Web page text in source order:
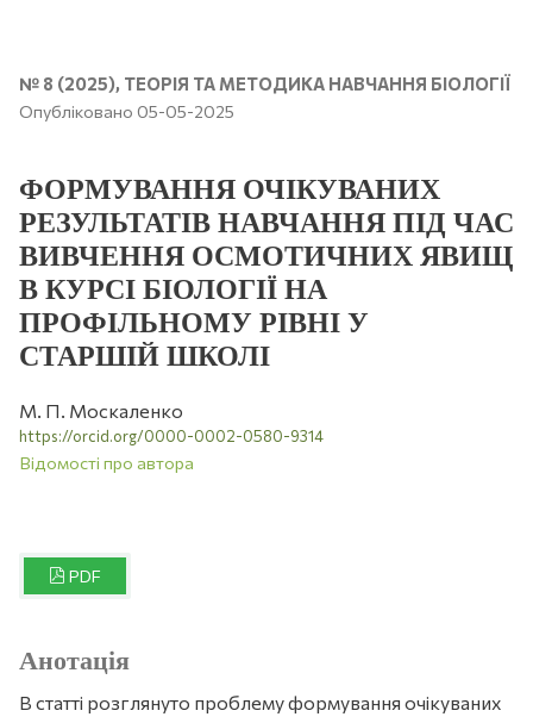
№ 8 (2025), ТЕОРІЯ ТА МЕТОДИКА НАВЧАННЯ БІОЛОГІЇ
ФОРМУВАННЯ ОЧІКУВАНИХ
РЕЗУЛЬТАТІВ НАВЧАННЯ ПІД ЧАС
ВИВЧЕННЯ ОСМОТИЧНИХ ЯВИЩ
В КУРСІ БІОЛОГІЇ НА
ПРОФІЛЬНОМУ РІВНІ У
СТАРШІЙ ШКОЛІ
Опубліковано 05-05-2025
М. П. Москаленко
https://orcid.org/0000-0002-0580-9314
Відомості про автора
PDF
Анотація
В статті розглянуто проблему формування очікуваних